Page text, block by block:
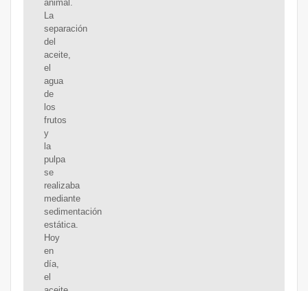
animal.
La
separación
del
aceite,
el
agua
de
los
frutos
y
la
pulpa
se
realizaba
mediante
sedimentación
estática.
Hoy
en
día,
el